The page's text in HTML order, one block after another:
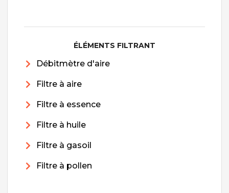
ÉLÉMENTS FILTRANT
Débitmètre d'aire
Filtre à aire
Filtre à essence
Filtre à huile
Filtre à gasoil
Filtre à pollen